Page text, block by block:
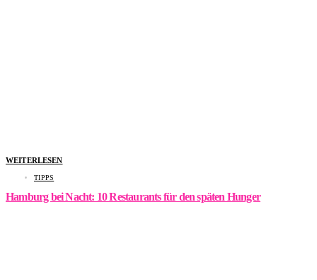
WEITERLESEN
TIPPS
Hamburg bei Nacht: 10 Restaurants für den späten Hunger